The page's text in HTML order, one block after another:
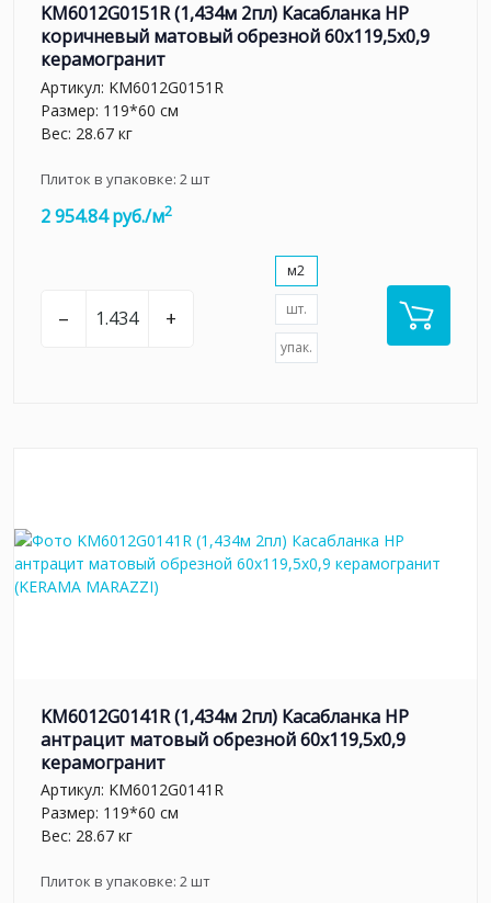
KM6012G0151R (1,434м 2пл) Касабланка HP
коричневый матовый обрезной 60x119,5x0,9
керамогранит
Артикул: KM6012G0151R
Размер: 119*60 см
Вес: 28.67 кг
Плиток в упаковке: 2шт
2 954.84 руб./м2
– +
м2
шт.
упак.
KM6012G0141R (1,434м 2пл) Касабланка HP
антрацит матовый обрезной 60x119,5x0,9
керамогранит
Артикул: KM6012G0141R
Размер: 119*60 см
Вес: 28.67 кг
Плиток в упаковке: 2шт